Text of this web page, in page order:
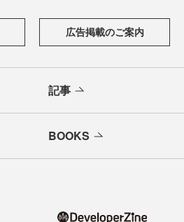
広告掲載のご案内
記事
BOOKS